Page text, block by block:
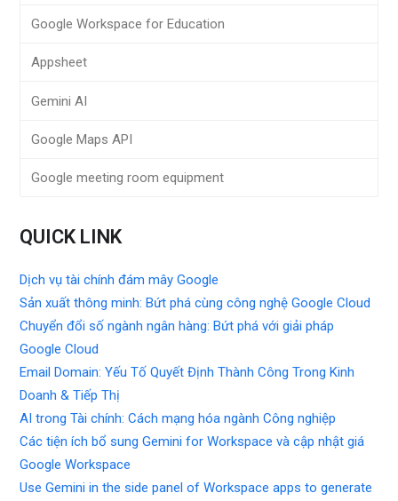
Google Workspace for Education
Appsheet
Gemini AI
Google Maps API
Google meeting room equipment
QUICK LINK
Dịch vụ tài chính đám mây Google
Sản xuất thông minh: Bứt phá cùng công nghệ Google Cloud
Chuyển đổi số ngành ngân hàng: Bứt phá với giải pháp
Google Cloud
Email Domain: Yếu Tố Quyết Định Thành Công Trong Kinh
Doanh & Tiếp Thị
AI trong Tài chính: Cách mạng hóa ngành Công nghiệp
Các tiện ích bổ sung Gemini for Workspace và cập nhật giá
Google Workspace
Use Gemini in the side panel of Workspace apps to generate